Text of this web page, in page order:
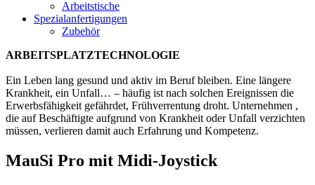
Arbeitstische
Spezialanfertigungen
Zubehör
ARBEITSPLATZTECHNOLOGIE
Ein Leben lang gesund und aktiv im Beruf bleiben. Eine längere
Krankheit, ein Unfall… – häufig ist nach solchen Ereignissen die
Erwerbsfähigkeit gefährdet, Frühverrentung droht. Unternehmen ,
die auf Beschäftigte aufgrund von Krankheit oder Unfall verzichten
müssen, verlieren damit auch Erfahrung und Kompetenz.
MauSi Pro mit Midi-Joystick